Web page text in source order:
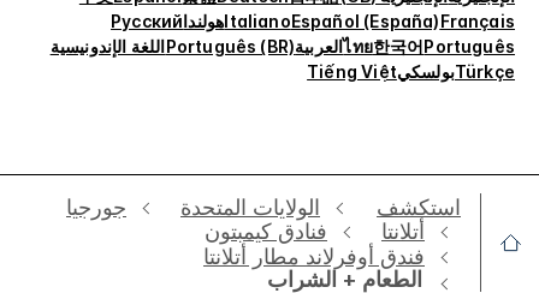
Français
Español (España)
ItalianoهولنداРусский
Português
한국어
ไทยالعربيةPortuguês (BR)اللغة الإندونيسية
TürkçeبولسكيTiếng Việt
استكشف الولايات المتحدة
جورجيا
أتلانتا
فنادق كيمبتون
فندق أوفرلاند مطار أتلانتا
الطعام + الشراب